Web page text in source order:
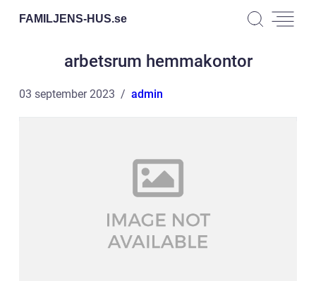
FAMILJENS-HUS.se
arbetsrum hemmakontor
03 september 2023 admin